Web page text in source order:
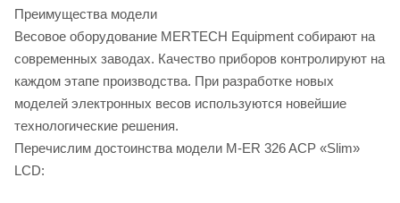
Преимущества модели
Весовое оборудование MERTECH Equipment собирают на
современных заводах. Качество приборов контролируют на
каждом этапе производства. При разработке новых
моделей электронных весов используются новейшие
технологические решения.
Перечислим достоинства модели M-ER 326 ACP «Slim»
LCD: